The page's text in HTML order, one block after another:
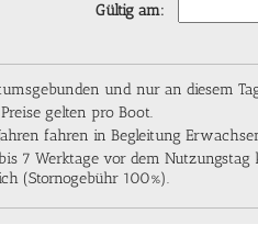
Gültig am:
und nur an diesem
gelten pro Boot.
fahren in Begleitung
7 Werktage vor dem Nutzungstag
(Stornogebühr 100%).